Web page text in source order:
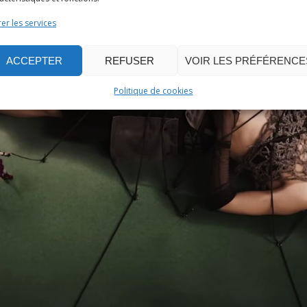
les services
ACCEPTER REFUSER VOIR LES
Politique de cookies